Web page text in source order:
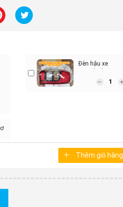
Đèn hậu xe
2019-2024 bản
Thêm giỏ hàng